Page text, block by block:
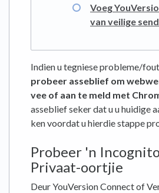
Voeg
van veilige
Indien u tegniese probleme/
probeer asseblief om
vee of aan te meld met
asseblief seker dat u u huidige
ken voordat u hierdie stappe
Probeer 'n
Privaat-oortjie
Deur YouVersion Connect of